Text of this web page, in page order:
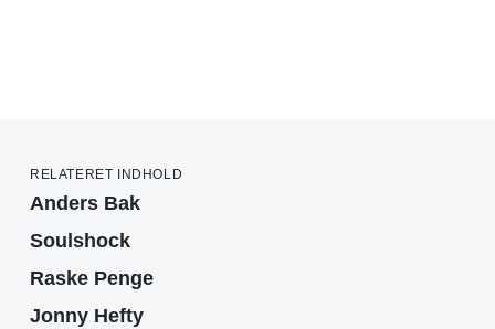
RELATERET INDHOLD
Anders Bak
Soulshock
Raske Penge
Jonny Hefty